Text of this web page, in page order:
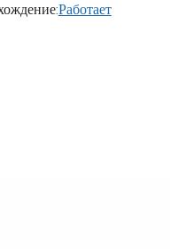
Работает